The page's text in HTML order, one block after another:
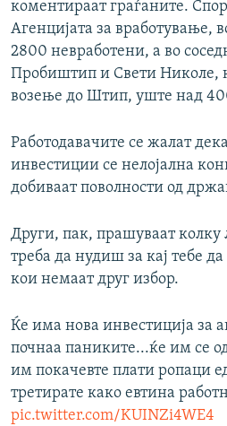
коментираат граѓаните.
Агенцијата за вработување,
2800 невработени, а во
Пробиштип и Свети Николе,
возење до Штип, уште над
Работодавачите се жалат
инвестиции се нелојална
добиваат поволности од
Други, пак, прашуваат колку
треба да нудиш за кај тебе
кои немаат друг избор.
Ќе има нова инвестиција за
почнаа паниките...ќе им се
им покачевте плати ропаци
третирате како евтина
pic.twitter.com/KUINZi4WE4